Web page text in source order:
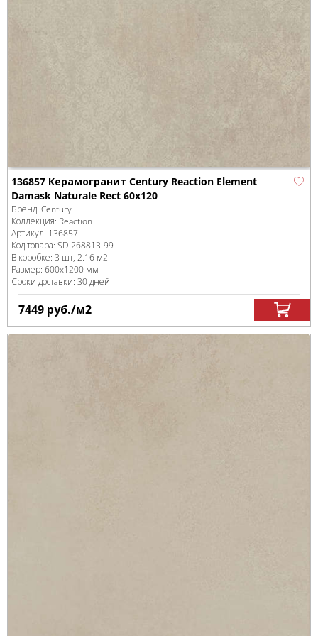
136857 Керамогранит Century Reaction Element
Damask Naturale Rect 60x120
Бренд: Century
Коллекция: Reaction
Артикул: 136857
Код товара: SD-268813-99
В коробке: 3 шт, 2.16 м2
Размер: 600x1200 мм
Сроки доставки: 30 дней
7449 руб./м2